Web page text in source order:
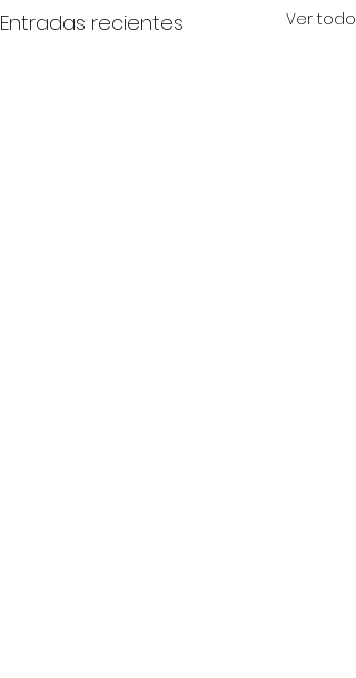
Entradas recientes Ver todo